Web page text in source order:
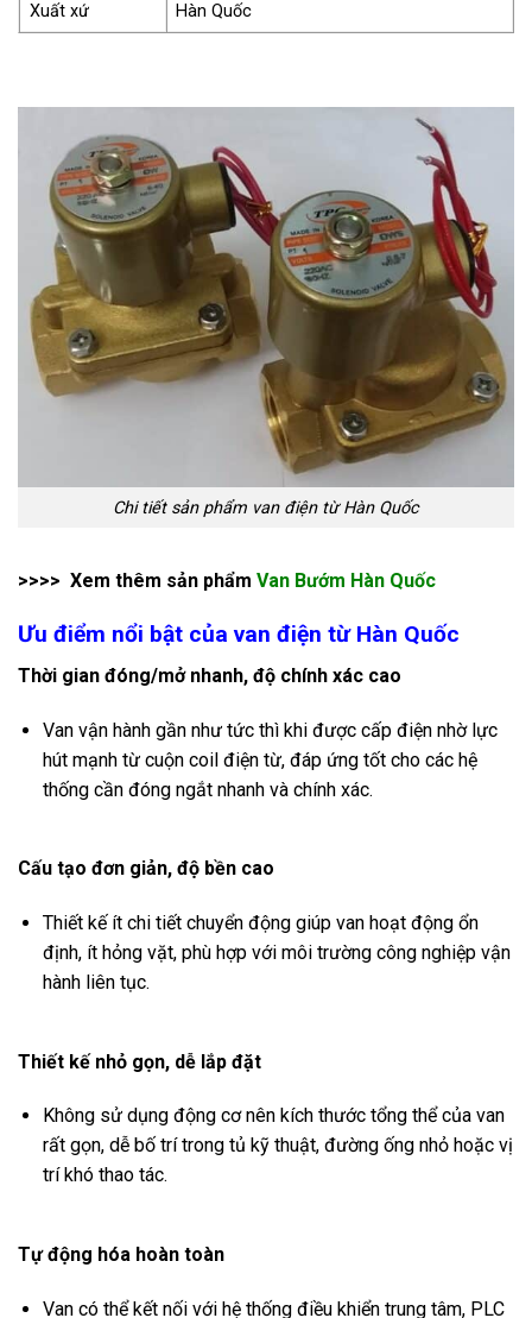
Xuất xứ
Hàn Quốc
Chi tiết sản phẩm van điện từ Hàn Quốc
>>>> Xem thêm sản phẩm Van Bướm Hàn Quốc
Ưu điểm nổi bật của van điện từ Hàn Quốc
Thời gian đóng/mở nhanh, độ chính xác cao
Van vận hành gần như tức thì khi được cấp điện nhờ lực
hút mạnh từ cuộn coil điện từ, đáp ứng tốt cho các hệ
thống cần đóng ngắt nhanh và chính xác.
Cấu tạo đơn giản, độ bền cao
Thiết kế ít chi tiết chuyển động giúp van hoạt động ổn
định, ít hỏng vặt, phù hợp với môi trường công nghiệp vận
hành liên tục.
Thiết kế nhỏ gọn, dễ lắp đặt
Không sử dụng động cơ nên kích thước tổng thể của van
rất gọn, dễ bố trí trong tủ kỹ thuật, đường ống nhỏ hoặc vị
trí khó thao tác.
Tự động hóa hoàn toàn
Van có thể kết nối với hệ thống điều khiển trung tâm, PLC